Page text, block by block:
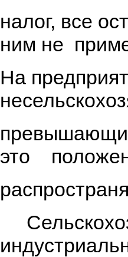
налог, все
ним не
На
это